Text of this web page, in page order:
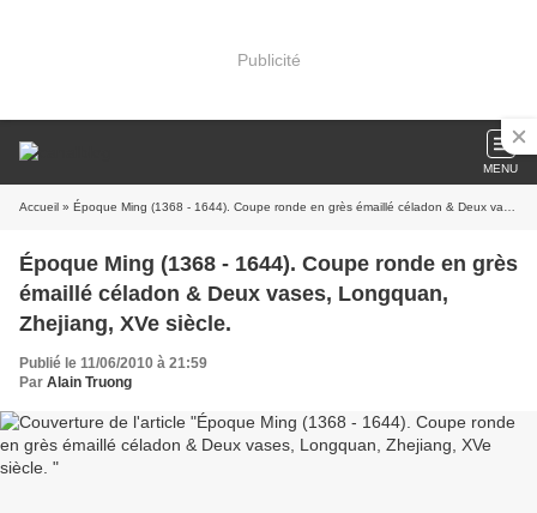
Publicité
MENU
Accueil » Époque Ming (1368 - 1644). Coupe ronde en grès émaillé céladon & Deux vases, Longquan, Zhejiang, XVe siècle.
Époque Ming (1368 - 1644). Coupe ronde en grès
émaillé céladon & Deux vases, Longquan,
Zhejiang, XVe siècle.
Publié le 11/06/2010 à 21:59
Par Alain Truong